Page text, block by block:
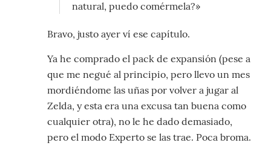
natural, puedo comérmela?»
Bravo, justo ayer ví ese capítulo.
Ya he comprado el pack de expansión (pese a
que me negué al principio, pero llevo un mes
mordiéndome las uñas por volver a jugar al
Zelda, y esta era una excusa tan buena como
cualquier otra), no le he dado demasiado,
pero el modo Experto se las trae. Poca broma.